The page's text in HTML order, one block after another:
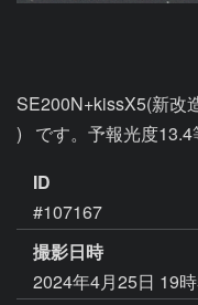
SE200N+kissX5(新改
)   です。予報光度13.4
ID
#107167
撮影日時
2024年4月25日 19